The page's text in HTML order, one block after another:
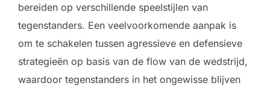
bereiden op verschillende speelstijlen van
tegenstanders. Een veelvoorkomende aanpak is
om te schakelen tussen agressieve en defensieve
strategieën op basis van de flow van de wedstrijd,
waardoor tegenstanders in het ongewisse blijven